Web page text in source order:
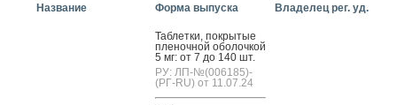
Название Форма выпуска Владелец рег. уд.
Таб­летки, пок­ры­тые
пле­ноч­ной обо­лоч­кой
5 мг: от 7 до 140 шт.
РУ: ЛП-№(006185)-
(РГ-RU) от 11.07.24